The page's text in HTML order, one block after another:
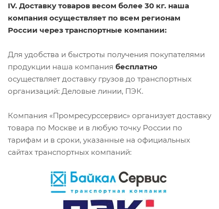
IV. Доставку товаров весом более 30 кг. наша
компания осуществляет по всем регионам
России через транспортные компании:
Для удобства и быстроты получения покупателями
продукции наша компания бесплатно
осуществляет доставку грузов до транспортных
организаций: Деловые линии, ПЭК.
Компания «Промресурссервис» организует доставку
товара по Москве и в любую точку России по
тарифам и в сроки, указанные на официальных
сайтах транспортных компаний: